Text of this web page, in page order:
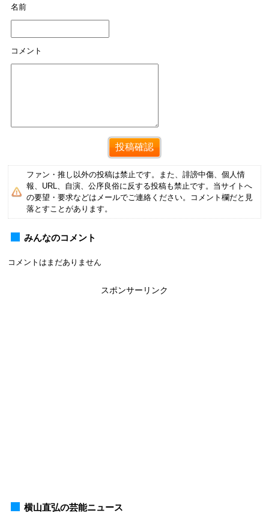
名前
コメント
ファン・推し以外の投稿は禁止です。また、誹謗中傷、個人情
報、URL、自演、公序良俗に反する投稿も禁止です。当サイトへ
の要望・要求などはメールでご連絡ください。コメント欄だと見
落とすことがあります。
みんなのコメント
コメントはまだありません
スポンサーリンク
横山直弘の芸能ニュース